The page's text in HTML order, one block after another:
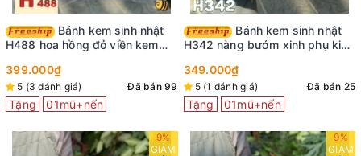
Bánh kem sinh nhật
H488 hoa hồng đỏ viền kem
399.000₫
5 (3 đánh giá) Đã bán 99
Tặng 01mũ+nến
H342 nàng bướm xinh phụ kiện
349.000₫
5 (1 đánh giá) Đã bán 25
Tặng 01mũ+nến
9%
GIẢM
9%
GIẢM